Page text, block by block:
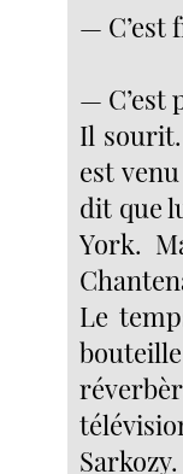
— C’est
— C’est
Il
est
dit que
York.
Le
Sarkozy.